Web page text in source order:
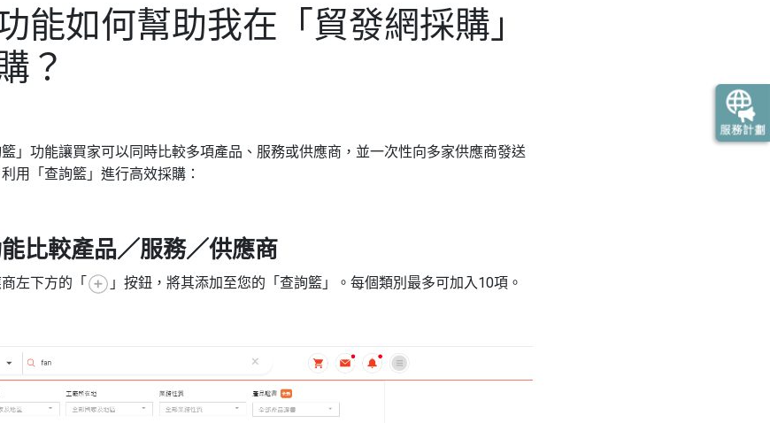
能如何幫助我在「貿發網採購」
？
籃」功能讓買家可以同時比較多項產品、服務或供應商，並一次性向多家供應商發送
用「查詢籃」進行高效採購：
能比較產品／服務／供應商
左下方的「 」按鈕，將其添加至您的「查詢籃」。每個類別最多可加入10項。